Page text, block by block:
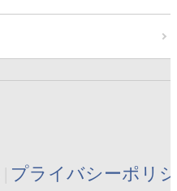
プライバシーポリ